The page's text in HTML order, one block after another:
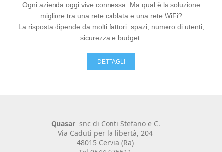
Siti Web e portali e-commerce
Registratori di Cassa
Ogni azienda oggi vive connessa. Ma qual è la soluzione
migliore tra una rete cablata e una rete WiFi?
La risposta dipende da molti fattori: spazi, numero di utenti,
sicurezza e budget.
DETTAGLI
Quasar snc di Conti Stefano e C.
Via Caduti per la libertà, 204
48015 Cervia (Ra)